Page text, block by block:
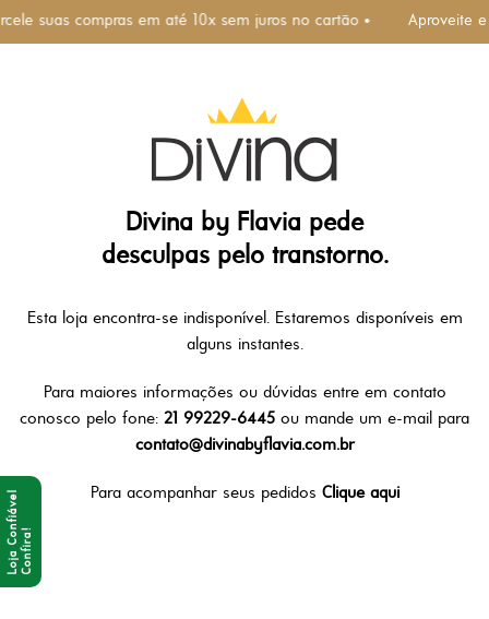
suas compras em até 10x sem juros no cartão • Aproveite
Divina by Flavia pede
desculpas pelo transtorno.
Esta loja encontra-se indisponível. Estaremos disponíveis em
alguns instantes.
Para maiores informações ou dúvidas entre em contato
conosco pelo fone: 21 99229-6445 ou mande um e-mail para
contato@divinabyflavia.com.br
Para acompanhar seus pedidos Clique aqui